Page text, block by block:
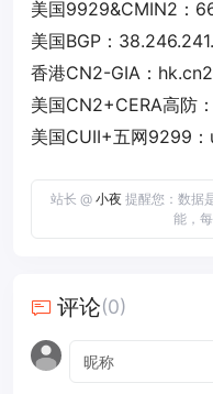
美国9929&CMIN2：
美国BGP：
香港CN2-GIA：
美国CN2+CERA高防
美国CUII+五网9299
站长 @ 小夜 提醒您：数据
能，
评论(0)